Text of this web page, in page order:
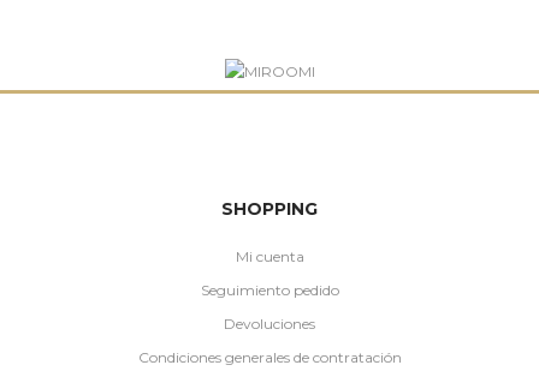
SHOPPING
Mi cuenta
Seguimiento pedido
Devoluciones
Condiciones generales de contratación